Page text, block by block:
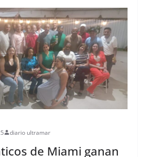
diario ultramar
de Miami ganan